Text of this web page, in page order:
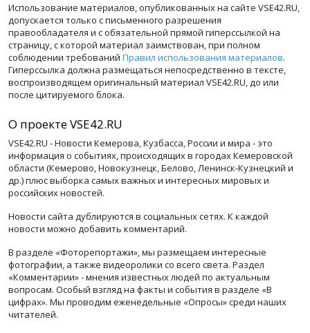
Использование материалов, опубликованных на сайте VSE42.RU,
допускается только с письменного разрешения
правообладателя и с обязательной прямой гиперссылкой на
страницу, с которой материал заимствован, при полном
соблюдении требований Правил использования материалов.
Гиперссылка должна размещаться непосредственно в тексте,
воспроизводящем оригинальный материал VSE42.RU, до или
после цитируемого блока.
О проекте VSE42.RU
VSE42.RU - Новости Кемерова, Кузбасса, России и мира - это
информация о событиях, происходящих в городах Кемеровской
области (Кемерово, Новокузнецк, Белово, Ленинск-Кузнецкий и
др.) плюс выборка самых важных и интересных мировых и
российских новостей.
Новости сайта дублируются в социальных сетях. К каждой
новости можно добавить комментарий.
В разделе «Фоторепортажи», мы размещаем интересные
фотографии, а также видеоролики со всего света. Раздел
«Комментарии» - мнения известных людей по актуальным
вопросам. Особый взгляд на факты и события в разделе «В
цифрах». Мы проводим еженедельные «Опросы» среди наших
читателей.